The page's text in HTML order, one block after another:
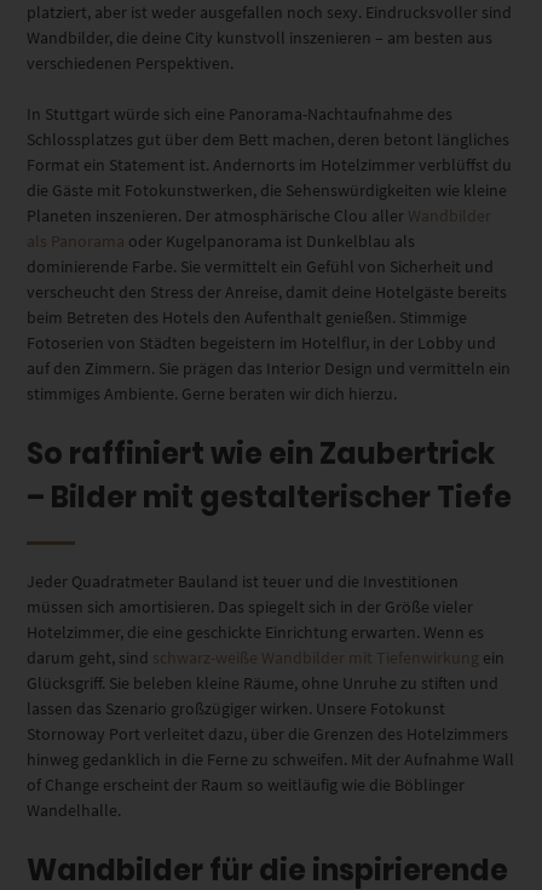
platziert, aber ist weder ausgefallen noch sexy. Eindrucksvoller sind
Wandbilder, die deine City kunstvoll inszenieren – am besten aus
verschiedenen Perspektiven.
In Stuttgart würde sich eine Panorama-Nachtaufnahme des
Schlossplatzes gut über dem Bett machen, deren betont längliches
Format ein Statement ist. Andernorts im Hotelzimmer verblüffst du
die Gäste mit Fotokunstwerken, die Sehenswürdigkeiten wie kleine
Planeten inszenieren. Der atmosphärische Clou aller Wandbilder
als Panorama oder Kugelpanorama ist Dunkelblau als
dominierende Farbe. Sie vermittelt ein Gefühl von Sicherheit und
verscheucht den Stress der Anreise, damit deine Hotelgäste bereits
beim Betreten des Hotels den Aufenthalt genießen. Stimmige
Fotoserien von Städten begeistern im Hotelflur, in der Lobby und
auf den Zimmern. Sie prägen das Interior Design und vermitteln ein
stimmiges Ambiente. Gerne beraten wir dich hierzu.
So raffiniert wie ein Zaubertrick
– Bilder mit gestalterischer Tiefe
Jeder Quadratmeter Bauland ist teuer und die Investitionen
müssen sich amortisieren. Das spiegelt sich in der Größe vieler
Hotelzimmer, die eine geschickte Einrichtung erwarten. Wenn es
darum geht, sind schwarz-weiße Wandbilder mit Tiefenwirkung ein
Glücksgriff. Sie beleben kleine Räume, ohne Unruhe zu stiften und
lassen das Szenario großzügiger wirken. Unsere Fotokunst
Stornoway Port verleitet dazu, über die Grenzen des Hotelzimmers
hinweg gedanklich in die Ferne zu schweifen. Mit der Aufnahme Wall
of Change erscheint der Raum so weitläufig wie die Böblinger
Wandelhalle.
Wandbilder für die inspirierende